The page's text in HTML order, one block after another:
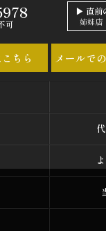
可
▶ 直前
姉妹店
ちら メールで